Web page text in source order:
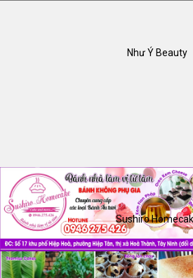
Như Ý Beauty
Sushiro